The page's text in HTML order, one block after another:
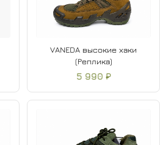
VANEDA высокие хаки
(Реплика)
5 990 ₽